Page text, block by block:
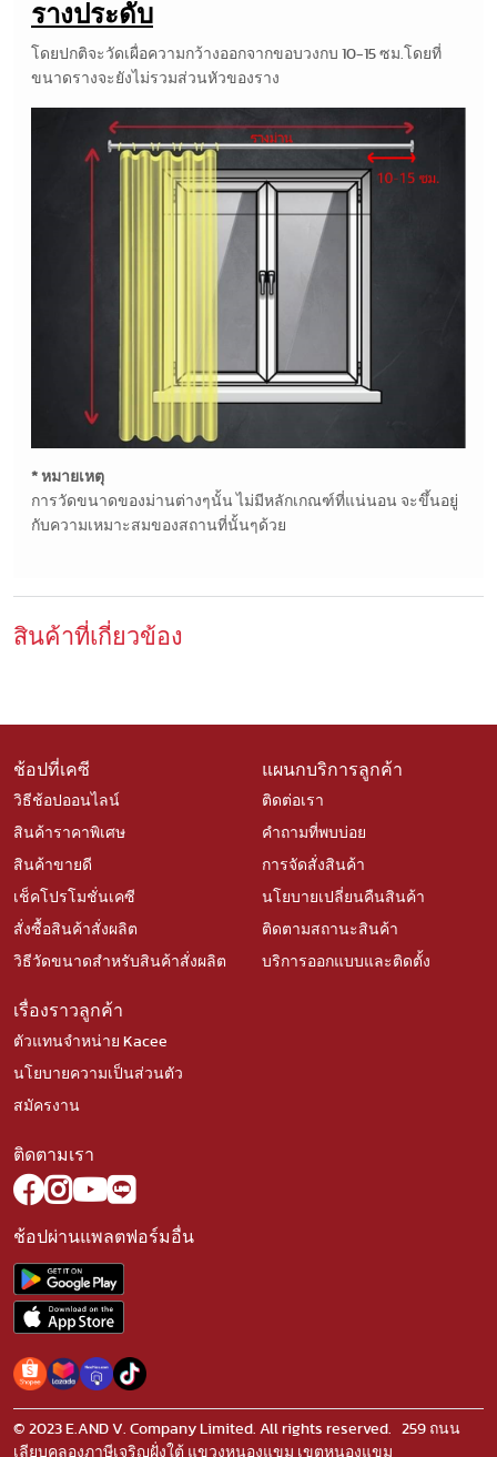
รางประดับ
โดยปกติจะวัดเผื่อความกว้างออกจากขอบวงกบ 10-15 ซม.โดยที่
ขนาดรางจะยังไม่รวมส่วนหัวของราง
* หมายเหตุ
การวัดขนาดของม่านต่างๆนั้น ไม่มีหลักเกณฑ์ที่แน่นอน จะขึ้นอยู่
กับความเหมาะสมของสถานที่นั้นๆด้วย
สินค้าที่เกี่ยวข้อง
ช้อปที่เคซี
วิธีช้อปออนไลน์
สินค้าราคาพิเศษ
สินค้าขายดี
เช็คโปรโมชั่นเคซี
สั่งซื้อสินค้าสั่งผลิต
วิธีวัดขนาดสำหรับสินค้าสั่งผลิต
แผนกบริการลูกค้า
ติดต่อเรา
คำถามที่พบบ่อย
การจัดสั่งสินค้า
นโยบายเปลี่ยนคืนสินค้า
ติดตามสถานะสินค้า
บริการออกแบบและติดตั้ง
เรื่องราวลูกค้า
ตัวแทนจำหน่าย Kacee
นโยบายความเป็นส่วนตัว
สมัครงาน
ติดตามเรา
ช้อปผ่านแพลตฟอร์มอื่น
© 2023 E.AND V. Company Limited. All rights reserved. 259 ถนน
เลียบคลองภาษีเจริญฝั่งใต้ แขวงหนองแขม เขตหนองแขม